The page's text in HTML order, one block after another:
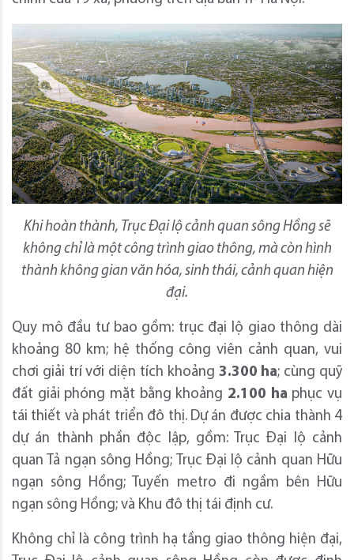
Khi hoàn thành, Trục Đại lộ cảnh quan sông Hồng sẽ
không chỉ là một công trình giao thông, mà còn hình
thành không gian văn hóa, sinh thái, cảnh quan hiện
đại.
Quy mô đầu tư bao gồm: trục đại lộ giao thông dài
khoảng 80 km; hệ thống công viên cảnh quan, vui
chơi giải trí với diện tích khoảng 3.300 ha; cùng quỹ
đất giải phóng mặt bằng khoảng 2.100 ha phục vụ
tái thiết và phát triển đô thị. Dự án được chia thành 4
dự án thành phần độc lập, gồm: Trục Đại lộ cảnh
quan Tả ngạn sông Hồng; Trục Đại lộ cảnh quan Hữu
ngạn sông Hồng; Tuyến metro đi ngầm bên Hữu
ngạn sông Hồng; và Khu đô thị tái định cư.
Không chỉ là công trình hạ tầng giao thông hiện đại,